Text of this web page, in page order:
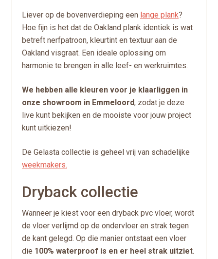
Liever op de bovenverdieping een lange plank?
Hoe fijn is het dat de Oakland plank identiek is wat
betreft nerfpatroon, kleurtint en textuur aan de
Oakland visgraat. Een ideale oplossing om
harmonie te brengen in alle leef- en werkruimtes.
We hebben alle kleuren voor je klaarliggen in
onze showroom in Emmeloord, zodat je deze
live kunt bekijken en de mooiste voor jouw project
kunt uitkiezen!
De Gelasta collectie is geheel vrij van schadelijke
weekmakers.
Dryback collectie
Wanneer je kiest voor een dryback pvc vloer, wordt
de vloer verlijmd op de ondervloer en strak tegen
de kant gelegd. Op die manier ontstaat een vloer
die 100% waterproof is en er heel strak uitziet.